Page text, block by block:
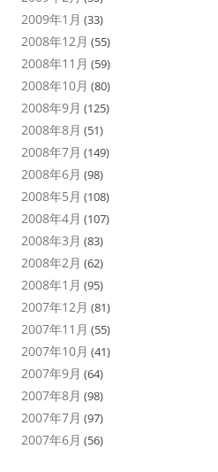
2009年1月 (33)
2008年12月 (55)
2008年11月 (59)
2008年10月 (80)
2008年9月 (125)
2008年8月 (51)
2008年7月 (149)
2008年6月 (98)
2008年5月 (108)
2008年4月 (107)
2008年3月 (83)
2008年2月 (62)
2008年1月 (95)
2007年12月 (81)
2007年11月 (55)
2007年10月 (41)
2007年9月 (64)
2007年8月 (98)
2007年7月 (97)
2007年6月 (56)